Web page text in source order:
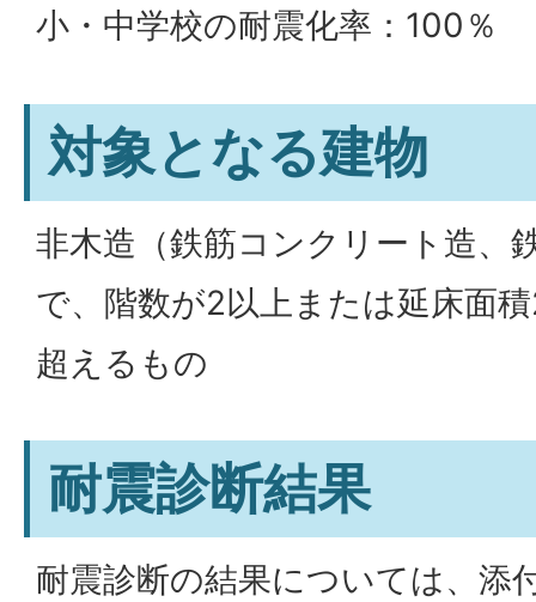
小・中学校の耐震化率：100％
対象となる建物
非木造（鉄筋コンクリート造、
で、階数が2以上または延床面
超えるもの
耐震診断結果
耐震診断の結果については、添